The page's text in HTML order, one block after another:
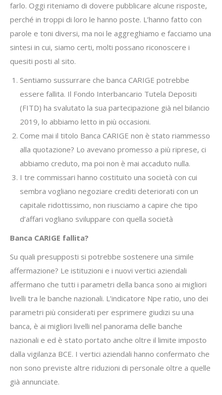
farlo. Oggi riteniamo di dovere pubblicare alcune risposte,
perché in troppi di loro le hanno poste. L’hanno fatto con
parole e toni diversi, ma noi le aggreghiamo e facciamo una
sintesi in cui, siamo certi, molti possano riconoscere i
quesiti posti al sito.
Sentiamo sussurrare che banca CARIGE potrebbe
essere fallita. Il Fondo Interbancario Tutela Depositi
(FITD) ha svalutato la sua partecipazione già nel bilancio
2019, lo abbiamo letto in più occasioni.
Come mai il titolo Banca CARIGE non è stato riammesso
alla quotazione? Lo avevano promesso a più riprese, ci
abbiamo creduto, ma poi non è mai accaduto nulla.
I tre commissari hanno costituito una società con cui
sembra vogliano negoziare crediti deteriorati con un
capitale ridottissimo, non riusciamo a capire che tipo
d’affari vogliano sviluppare con quella società
Banca CARIGE fallita?
Su quali presupposti si potrebbe sostenere una simile
affermazione? Le istituzioni e i nuovi vertici aziendali
affermano che tutti i parametri della banca sono ai migliori
livelli tra le banche nazionali. L’indicatore Npe ratio, uno dei
parametri più considerati per esprimere giudizi su una
banca, è ai migliori livelli nel panorama delle banche
nazionali e ed è stato portato anche oltre il limite imposto
dalla vigilanza BCE. I vertici aziendali hanno confermato che
non sono previste altre riduzioni di personale oltre a quelle
già annunciate.